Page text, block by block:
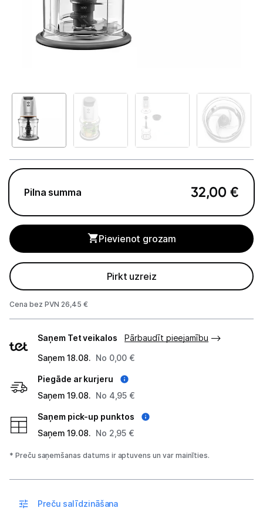
Telefoni, planšetdatori
Viedierīces
Mazā tehnika
Kafijas pagatavošana
Mazā virtuves tehnika
Mikroviļņu krāsnis
Tējkannas
Virtuves kombaini
Sviestmaižu tosteri
Grili
Augļu žāvētāji
Sulu spiedes
Maizes krāsnis
Pilna summa 32,00 €
Pievienot grozam
Pirkt uzreiz
Cena bez PVN 26,45 €
veidi
Saņem Tet veikalos
Pārbaudīt pieejamību
Saņem 18.08. No 0,00 €
Piegāde ar kurjeru
Saņem 19.08. No 4,95 €
Saņem pick-up punktos
Saņem 19.08. No 2,95 €
* Preču saņemšanas datums ir aptuvens un var mainīties.
Preču salīdzināšana